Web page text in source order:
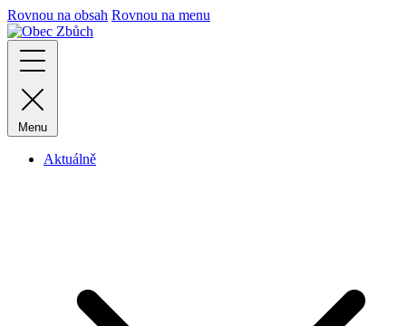
Rovnou na obsah Rovnou na menu
Menu
Aktuálně